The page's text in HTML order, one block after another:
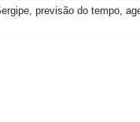
previsão do tempo,